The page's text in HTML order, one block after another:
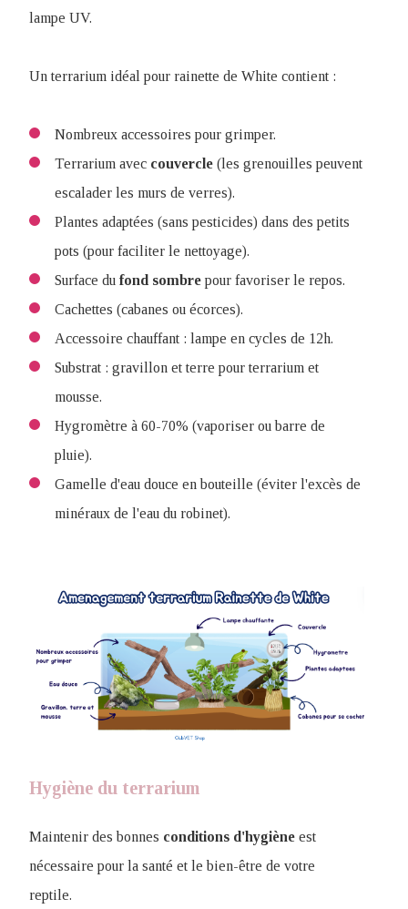
lampe UV.
Un terrarium idéal pour rainette de White contient :
Nombreux accessoires pour grimper.
Terrarium avec couvercle (les grenouilles peuvent
escalader les murs de verres).
Plantes adaptées (sans pesticides) dans des petits
pots (pour faciliter le nettoyage).
Surface du fond sombre pour favoriser le repos.
Cachettes (cabanes ou écorces).
Accessoire chauffant : lampe en cycles de 12h.
Substrat : gravillon et terre pour terrarium et
mousse.
Hygromètre à 60-70% (vaporiser ou barre de
pluie).
Gamelle d'eau douce en bouteille (éviter l'excès de
minéraux de l'eau du robinet).
Hygiène du terrarium
Maintenir des bonnes conditions d'hygiène est
nécessaire pour la santé et le bien-être de votre
reptile.